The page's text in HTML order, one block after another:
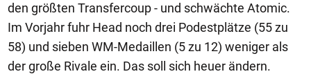
den größten Transfercoup - und schwächte Atomic.
Im Vorjahr fuhr Head noch drei Podestplätze (55 zu
58) und sieben WM-Medaillen (5 zu 12) weniger als
der große Rivale ein. Das soll sich heuer ändern.